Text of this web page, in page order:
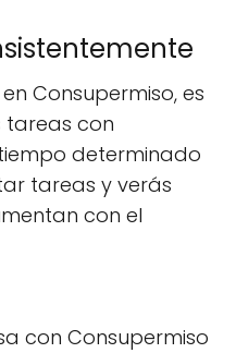
Consupermiso, es
tareas con
determinado
tareas y verás
con el
con Consupermiso